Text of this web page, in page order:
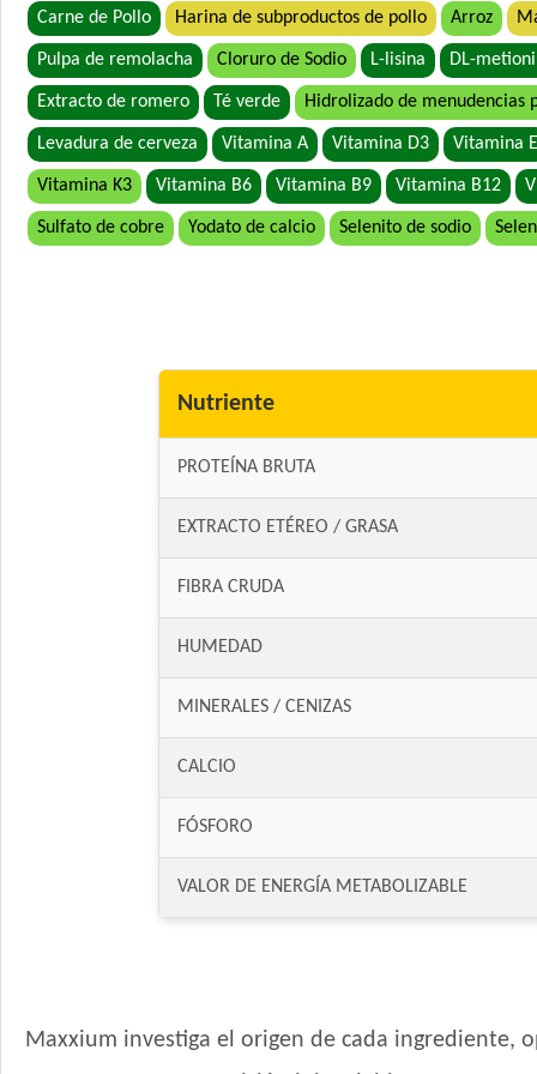
Carne de Pollo Harina de subproductos de pollo Arroz
Pulpa de remolacha Cloruro de Sodio L-lisina DL-
Extracto de romero Té verde Hidrolizado de menudencias
Levadura de cerveza Vitamina A Vitamina D3 Vitamina E
Vitamina K3 Vitamina B6 Vitamina B9 Vitamina B12
Sulfato de cobre Yodato de calcio Selenito de sodio
Nutriente
PROTEÍNA BRUTA
EXTRACTO ETÉREO / GRASA
FIBRA CRUDA
HUMEDAD
MINERALES / CENIZAS
CALCIO
FÓSFORO
VALOR DE ENERGÍA METABOLIZABLE
Maxxium investiga el origen de cada ingrediente,